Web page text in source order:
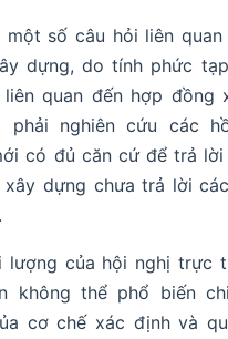
số câu hỏi liên quan
dựng, do tính phức
quan đến hợp đồng
phải nghiên cứu các
có đủ căn cứ để trả lời
xây dựng chưa trả lời
lượng của hội nghị trực
không thể phổ biến
cơ chế xác định và